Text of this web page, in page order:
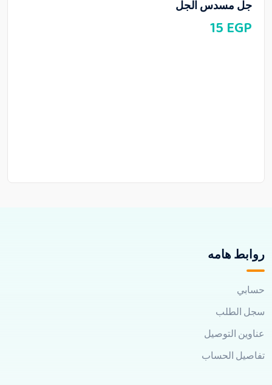
جل مسدس الجل
15 EGP
روابط هامه
حسابي
سجل الطلب
عناوين التوصيل
تفاصيل الحساب